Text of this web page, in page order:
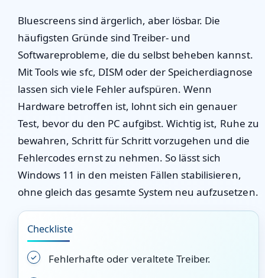
Bluescreens sind ärgerlich, aber lösbar. Die
häufigsten Gründe sind Treiber- und
Softwareprobleme, die du selbst beheben kannst.
Mit Tools wie sfc, DISM oder der Speicherdiagnose
lassen sich viele Fehler aufspüren. Wenn
Hardware betroffen ist, lohnt sich ein genauer
Test, bevor du den PC aufgibst. Wichtig ist, Ruhe zu
bewahren, Schritt für Schritt vorzugehen und die
Fehlercodes ernst zu nehmen. So lässt sich
Windows 11 in den meisten Fällen stabilisieren,
ohne gleich das gesamte System neu aufzusetzen.
Checkliste
Fehlerhafte oder veraltete Treiber.